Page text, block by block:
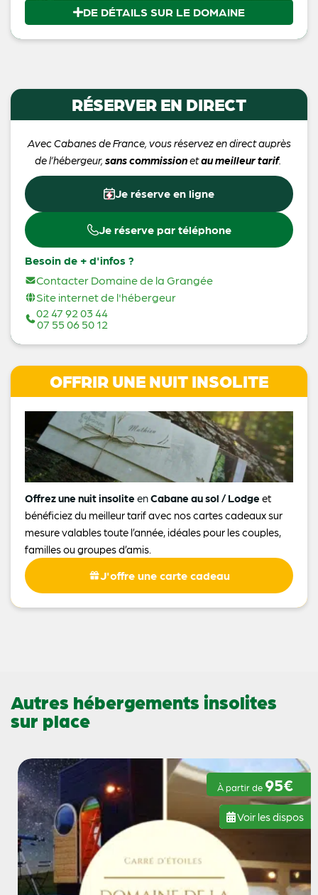
DE DÉTAILS SUR LE DOMAINE
RÉSERVER EN DIRECT
Avec Cabanes de France, vous réservez en direct auprès
de l’hébergeur, sans commissionetau meilleur tarif.
Je réserve en ligne
Je réserve par téléphone
Besoin de + d'infos ?
Contacter Domaine de la Grangée
Site internet de l'hébergeur
02 47 92 03 44
07 55 06 50 12
OFFRIR UNE NUIT INSOLITE
Offrez une nuit insolite enCabane au sol / Lodge et
bénéficiez du meilleur tarif avec nos cartes cadeaux sur
mesure valables toute l’année, idéales pour les couples,
familles ou groupes d’amis.
J'offre une carte cadeau
Autres hébergements insolites
sur place
À partir de 95€
Voir les dispos